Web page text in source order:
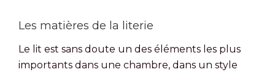
Les matières de la literie
Le lit est sans doute un des éléments les plus
importants dans une chambre, dans un style